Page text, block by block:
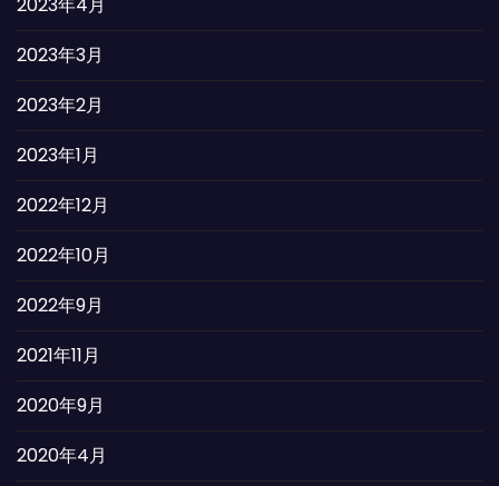
2023年4月
2023年3月
2023年2月
2023年1月
2022年12月
2022年10月
2022年9月
2021年11月
2020年9月
2020年4月